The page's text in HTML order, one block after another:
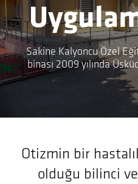
Sakine Kalyoncu Özel
binası 2009 yılında
Otizmin bir
olduğu bilinci